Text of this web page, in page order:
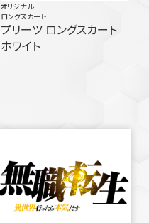
オリジナル
ロングスカート
プリーツ ロングスカート
ホワイト